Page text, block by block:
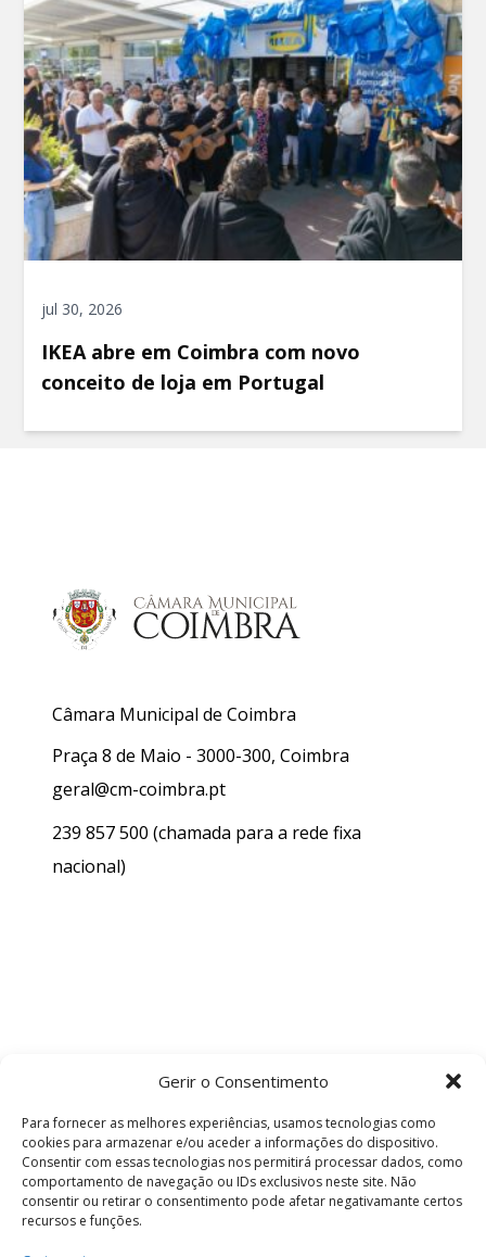
Gerir o Consentimento
Para fornecer as melhores experiências, usamos tecnologias como
cookies para armazenar e/ou aceder a informações do dispositivo.
Consentir com essas tecnologias nos permitirá processar dados, como
comportamento de navegação ou IDs exclusivos neste site. Não
consentir ou retirar o consentimento pode afetar negativamante certos
recursos e funções.
jul 30, 2026
IKEA abre em Coimbra com novo
conceito de loja em Portugal
Câmara Municipal de Coimbra
Praça 8 de Maio - 3000-300, Coimbra
geral@cm-coimbra.pt
239 857 500 (chamada para a rede fixa
nacional)